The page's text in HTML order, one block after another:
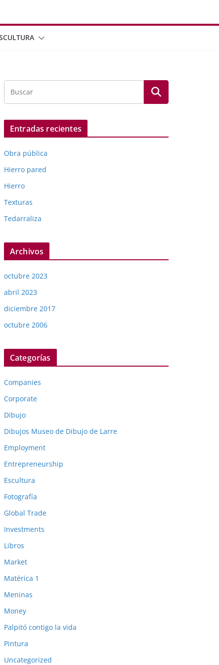
Entradas recientes
Obra pública
Hierro pared
Hierro
Texturas
Tedarraliza
Archivos
octubre 2023
abril 2023
diciembre 2017
octubre 2006
Categorías
Companies
Corporate
Dibujo
Dibujos Museo de Dibujo de Larre
Employment
Entrepreneurship
Escultura
Fotografía
Global Trade
Investments
Libros
Market
Matérica 1
Meninas
Money
Palpitó contigo la vida
Pintura
Uncategorized